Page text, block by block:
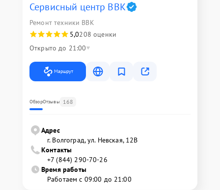
Сервисный центр BBK
Ремонт техники BBK
5,0208 оценки
Открыто до 21:00
Маршрут
ОбзорОтзывы 168
Адрес
г. Волгоград, ул. Невская, 12В
Контакты
+7 (844) 290-70-26
Время работы
Работаем с 09:00 до 21:00